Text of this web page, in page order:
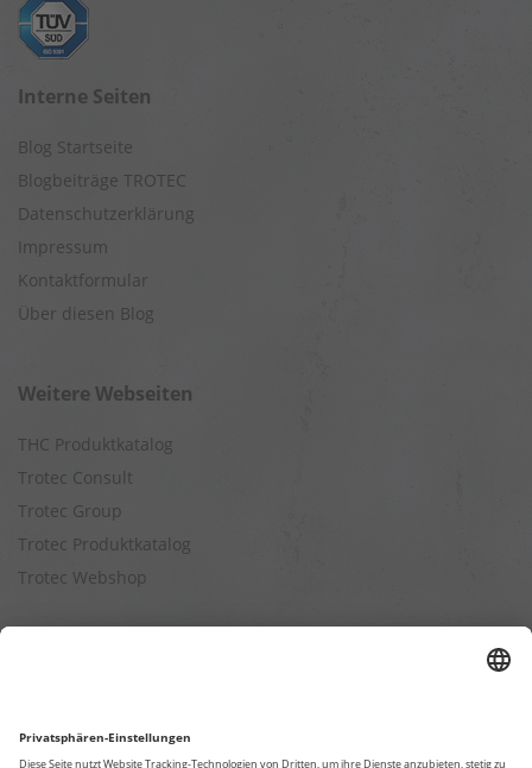
Interne Seiten
Blog Startseite
Blogbeiträge TROTEC
Datenschutzerklärung
Impressum
Kontaktformular
Über diesen Blog
Weitere Webseiten
THC Produktkatalog
Trotec Consult
Trotec Group
Trotec Produktkatalog
Trotec Webshop
Entfeuchtungsleistung berechnen